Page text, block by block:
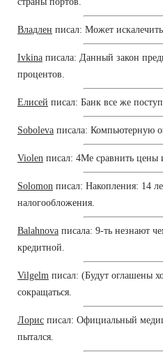
Владлен писал: Может искалечить
Ivkina писала: Данный закон
процентов.
Елисей писал: Банк все же
Soboleva писала: Компьютерную
Violen писал: 4Me сравнить цены
Solomon писал: Накопления: 14
налогообложения.
Balahnova писала: 9-ть незнают
кредитной.
Vilgelm писал: (Будут оглашены
сокращаться.
Лорис писал: Официальный
пытался.